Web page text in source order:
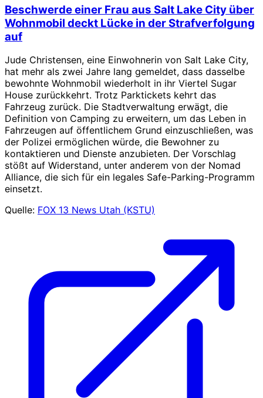
Beschwerde einer Frau aus Salt Lake City über
Wohnmobil deckt Lücke in der Strafverfolgung
auf
Jude Christensen, eine Einwohnerin von Salt Lake City,
hat mehr als zwei Jahre lang gemeldet, dass dasselbe
bewohnte Wohnmobil wiederholt in ihr Viertel Sugar
House zurückkehrt. Trotz Parktickets kehrt das
Fahrzeug zurück. Die Stadtverwaltung erwägt, die
Definition von Camping zu erweitern, um das Leben in
Fahrzeugen auf öffentlichem Grund einzuschließen, was
der Polizei ermöglichen würde, die Bewohner zu
kontaktieren und Dienste anzubieten. Der Vorschlag
stößt auf Widerstand, unter anderem von der Nomad
Alliance, die sich für ein legales Safe-Parking-Programm
einsetzt.
Quelle: FOX 13 News Utah (KSTU)